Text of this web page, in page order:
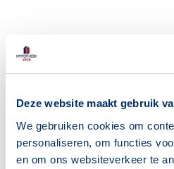
Deze website maakt gebruik
We gebruiken cookies om
personaliseren, om functies
en om ons websiteverkeer te
Deze wijk heeft het
er: